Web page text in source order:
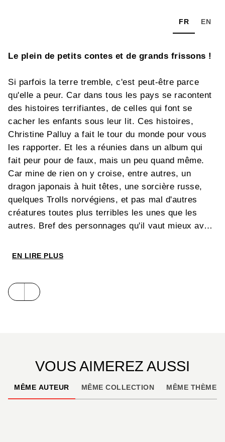
FR EN
Le plein de petits contes et de grands frissons !
Si parfois la terre tremble, c'est peut-être parce
qu'elle a peur. Car dans tous les pays se racontent
des histoires terrifiantes, de celles qui font se
cacher les enfants sous leur lit. Ces histoires,
Christine Palluy a fait le tour du monde pour vous
les rapporter. Et les a réunies dans un album qui
fait peur pour de faux, mais un peu quand même.
Car mine de rien on y croise, entre autres, un
dragon japonais à huit têtes, une sorcière russe,
quelques Trolls norvégiens, et pas mal d'autres
créatures toutes plus terribles les unes que les
autres. Bref des personnages qu'il vaut mieux avoir
son lit !
EN LIRE PLUS
VOUS AIMEREZ AUSSI
MÊME AUTEUR MÊME COLLECTION MÊME THÈME